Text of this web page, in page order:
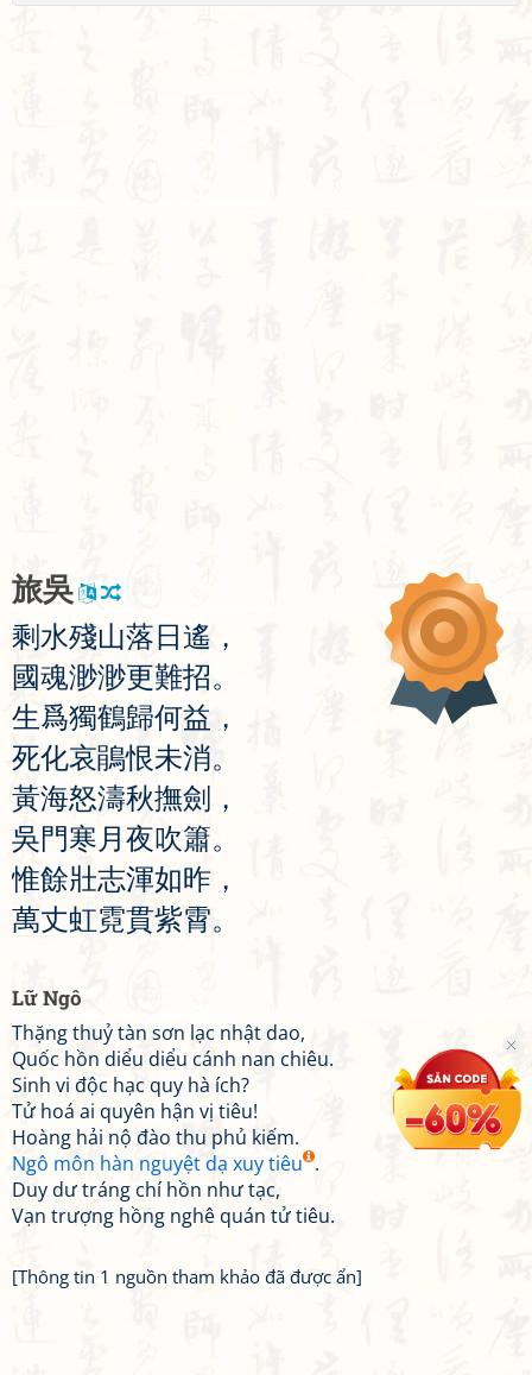
旅吳
剩 水殘山落 日 遙 ，
國魂渺渺更難招。
生爲獨鶴歸何益 ，
死化哀鵑恨未消。
黃海怒濤秋撫劍 ，
吳門寒 月 夜吹簫。
惟餘壯志渾如昨 ，
萬丈虹霓貫紫霄。
Lữ Ngô
Thặng thuỷ tàn sơn lạc nhật dao,
Quốc hồn diểu diểu cánh nan chiêu.
Sinh vi độc hạc quy hà ích?
Tử hoá ai quyên hận vị tiêu!
Hoàng hải nộ đào thu phủ kiếm.
Ngô môn hàn nguyệt dạ xuy tiêu .
Duy dư tráng chí hồn như tạc,
Vạn trượng hồng nghê quán tử tiêu.
[Thông tin 1 nguồn tham khảo đã được ẩn]